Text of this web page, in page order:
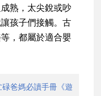
熟，太尖銳或吵
孩子們接觸。古
，都屬於適合嬰
碌爸媽必讀手冊《遊